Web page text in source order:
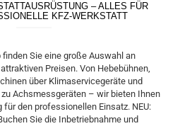
– ALLES FÜR
KFZ-WERKSTATT
finden Sie eine große Auswahl an
Preisen. Von Hebebühnen,
über Klimaservicegeräte und
Achsmessgeräten – wir bieten Ihnen
den professionellen Einsatz. NEU:
Sie die Inbetriebnahme und